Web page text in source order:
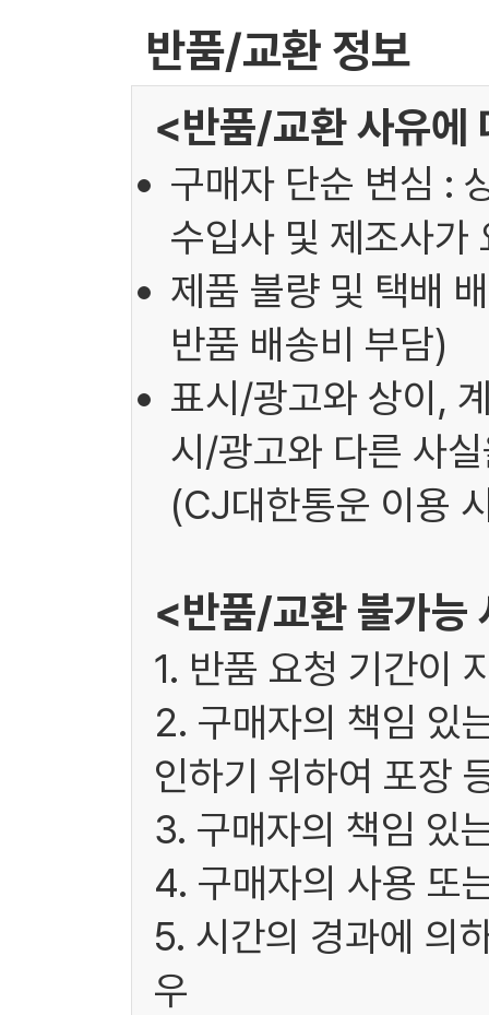
반품/교환 정보
<반품/교환 사유에
구매자 단순 변심 :
수입사 및 제조사가
제품 불량 및 택배
반품 배송비 부담)
표시/광고와 상이,
시/광고와 다른 사
(CJ대한통운 이용
<반품/교환 불가능
1. 반품 요청 기간이
2. 구매자의 책임 있
인하기 위하여 포장
3. 구매자의 책임 있
4. 구매자의 사용 또
5. 시간의 경과에 의
우